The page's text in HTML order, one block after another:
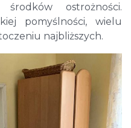
środków ostrożności.
pomyślności, wielu
najbliższych.